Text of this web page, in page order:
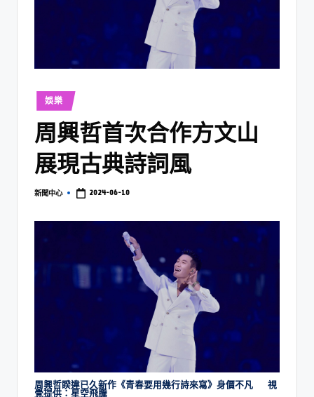
娛樂
周興哲首次合作方文山
展現古典詩詞風
新聞中心 2024-06-10
周興哲睽違已久新作《青春要用幾行詩來寫》身價不凡 視
覺提供：星空飛騰